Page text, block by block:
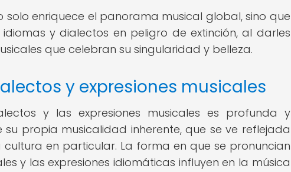
solo enriquece el panorama musical global, sino que
y dialectos en peligro de extinción, al darles
que celebran su singularidad y belleza.
y expresiones musicales
y las expresiones musicales es profunda y
propia musicalidad inherente, que se ve reflejada
en particular. La forma en que se pronuncian
y las expresiones idiomáticas influyen en la música